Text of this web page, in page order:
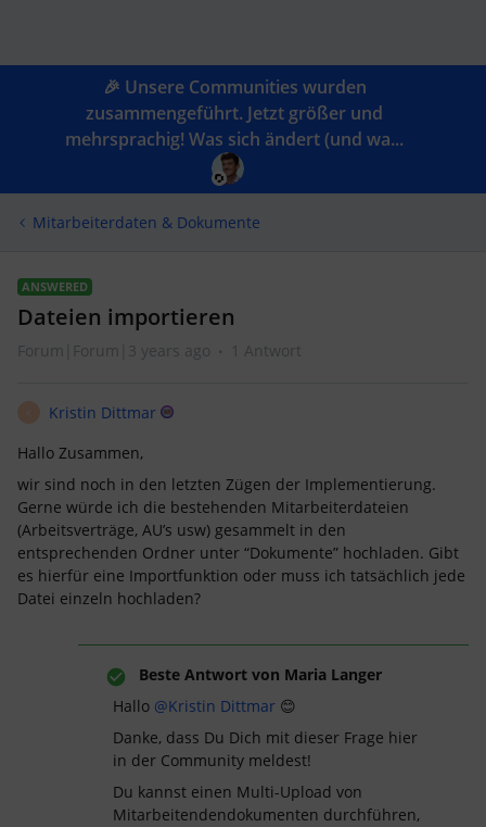
🎉 Unsere Communities wurden
zusammengeführt. Jetzt größer und
mehrsprachig! Was sich ändert (und wa...
Mitarbeiterdaten & Dokumente
ANSWERED
Dateien importieren
Forum|Forum|3 years ago 1 Antwort
Kristin Dittmar
Hallo Zusammen,
wir sind noch in den letzten Zügen der Implementierung.
Gerne würde ich die bestehenden Mitarbeiterdateien
(Arbeitsverträge, AU’s usw) gesammelt in den
entsprechenden Ordner unter “Dokumente” hochladen. Gibt
es hierfür eine Importfunktion oder muss ich tatsächlich jede
Datei einzeln hochladen?
Beste Antwort von Maria Langer
Hallo @Kristin Dittmar 😊
Danke, dass Du Dich mit dieser Frage hier
in der Community meldest!
Du kannst einen Multi-Upload von
Mitarbeitendendokumenten durchführen,